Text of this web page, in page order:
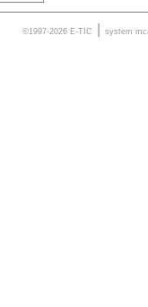
©1997-2026 E-TIC system